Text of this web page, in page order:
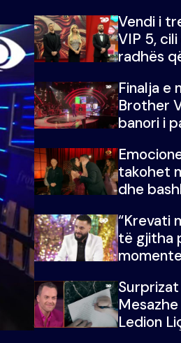
mijë
Vendi i
VIP 5,
radhës
Finalja e
Brother
banori i
fituar
takohet
dhe
“Krevati
të gjitha
mungojë
kur…
Ledion